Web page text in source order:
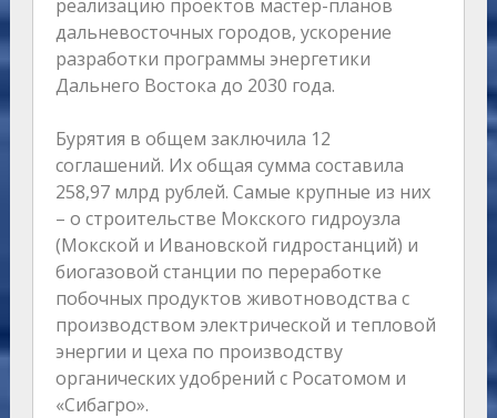
реализацию проектов мастер-планов
дальневосточных городов, ускорение
разработки программы энергетики
Дальнего Востока до 2030 года.
Бурятия в общем заключила 12
соглашений. Их общая сумма составила
258,97 млрд рублей. Самые крупные из них
– о строительстве Мокского гидроузла
(Мокской и Ивановской гидростанций) и
биогазовой станции по переработке
побочных продуктов животноводства с
производством электрической и тепловой
энергии и цеха по производству
органических удобрений с Росатомом и
«Сибагро».